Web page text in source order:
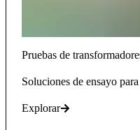
Pruebas de
Soluciones de ensayo
Explorar